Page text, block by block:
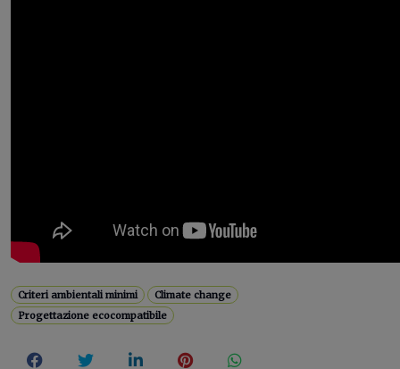
Criteri ambientali minimi
Climate change
Progettazione ecocompatibile